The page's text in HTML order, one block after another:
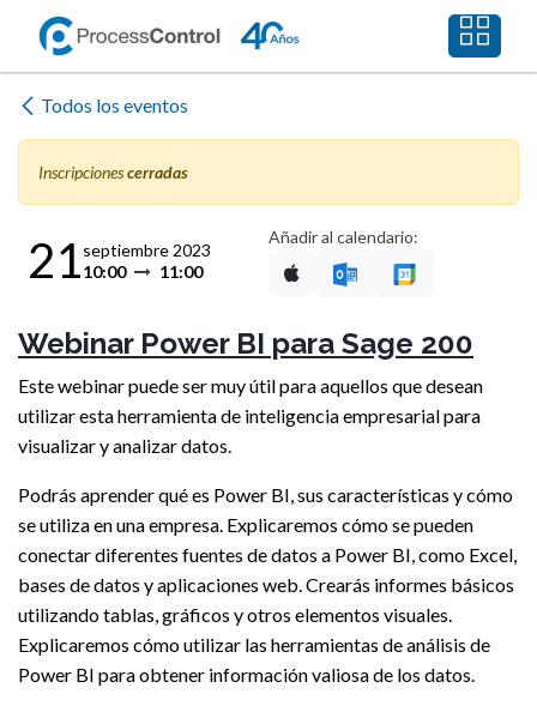
Ir al contenido
Todos los eventos
Inscripcionescerradas
21septiembre 2023
10:00
11:00
Añadir al calendario:
Webinar Power BI para Sage 200
Este webinar puede ser muy útil para aquellos que desean
utilizar esta herramienta de inteligencia empresarial para
visualizar y analizar datos.
Podrás aprender qué es Power BI, sus características y cómo
se utiliza en una empresa. Explicaremos cómo se pueden
conectar diferentes fuentes de datos a Power BI, como Excel,
bases de datos y aplicaciones web. Crearás informes básicos
utilizando tablas, gráficos y otros elementos visuales.
Explicaremos cómo utilizar las herramientas de análisis de
Power BI para obtener información valiosa de los datos.